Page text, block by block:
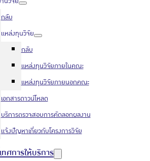
กลับ
แหล่งทุนวิจัย
กลับ
แหล่งทุนวิจัยภายในคณะ
แหล่งทุนวิจัยภายนอกคณะ
เอกสารดาวน์โหลด
บริการตรวจสอบการคัดลอกผลงาน
แจ้งปัญหาเกี่ยวกับโครงการวิจัย
ศการให้บริการ